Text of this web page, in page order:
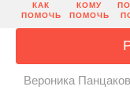
КАК
ПОМОЧЬ
КОМУ
ПОМОЧЬ
Вероника